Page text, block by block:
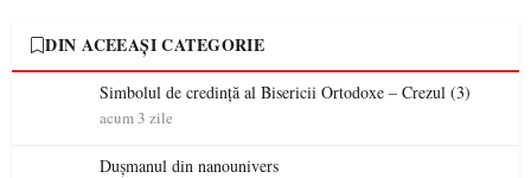
DIN ACEEAȘI CATEGORIE
Simbolul de credinţă al Bisericii Ortodoxe – Crezul (3)
acum 3 zile
Dușmanul din nanounivers